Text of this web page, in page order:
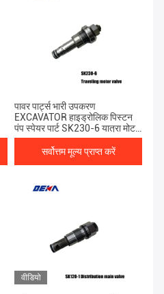
पावर पार्ट्स भारी उपकरण
EXCAVATOR हाइड्रोलिक पिस्टन
पंप स्पेयर पार्ट SK230-6 यात्रा मोटर
वाल्व अंतिम चालक मोटर
सर्वोत्तम मूल्य प्राप्त करें
वीडियो